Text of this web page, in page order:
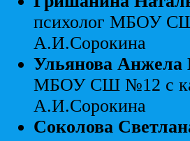
психолог МБОУ
А.И.Сорокина
Ульянова
МБОУ СШ №12 с
А.И.Сорокина
Соколова